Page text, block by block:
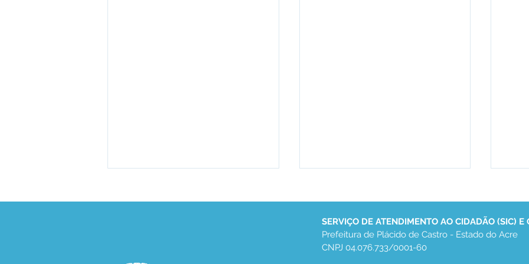
SERVIÇO DE ATENDIMENTO AO CIDADÃO (SIC) E
Prefeitura de Plácido de Castro - Estado do Acre
CNPJ 04.076.733/0001-60